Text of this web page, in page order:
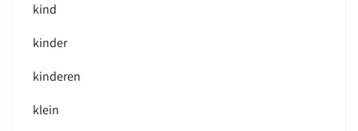
kind
kinder
kinderen
klein